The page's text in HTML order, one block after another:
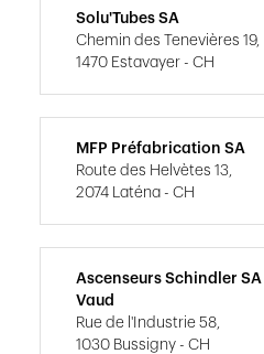
Solu'Tubes SA
Chemin des Tenevières 19,
1470 Estavayer - CH
MFP Préfabrication SA
Route des Helvètes 13,
2074 Laténa - CH
Ascenseurs Schindler SA |
Vaud
Rue de l'Industrie 58,
1030 Bussigny - CH